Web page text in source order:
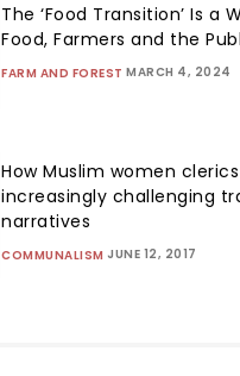
The ‘Food Transition’ Is a
Food, Farmers and the
FARM AND FOREST MARCH 4, 2024
How Muslim women
increasingly challenging
narratives
COMMUNALISM JUNE 12, 2017